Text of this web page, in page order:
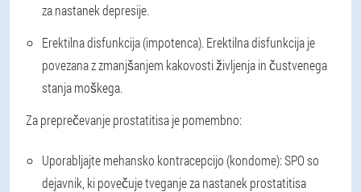
za nastanek depresije.
Erektilna disfunkcija (impotenca). Erektilna disfunkcija je
povezana z zmanjšanjem kakovosti življenja in čustvenega
stanja moškega.
Za preprečevanje prostatitisa je pomembno:
Uporabljajte mehansko kontracepcijo (kondome): SPO so
dejavnik, ki povečuje tveganje za nastanek prostatitisa